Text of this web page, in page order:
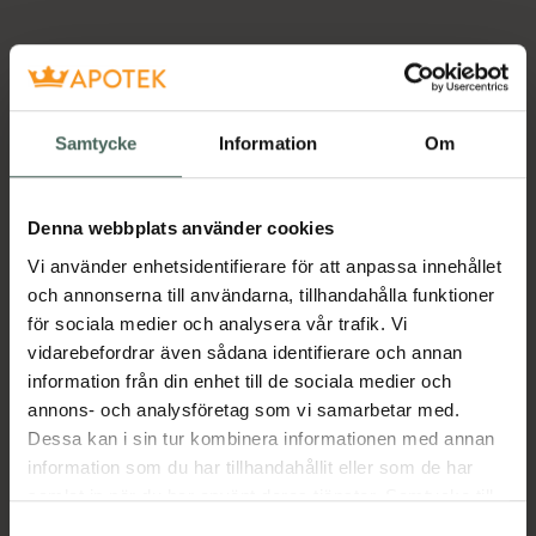
Samtycke Information Om
Denna webbplats använder cookies
Vi använder enhetsidentifierare för att anpassa innehållet
och annonserna till användarna, tillhandahålla funktioner
för sociala medier och analysera vår trafik. Vi
vidarebefordrar även sådana identifierare och annan
information från din enhet till de sociala medier och
annons- och analysföretag som vi samarbetar med.
Dessa kan i sin tur kombinera informationen med annan
information som du har tillhandahållit eller som de har
samlat in när du har använt deras tjänster. Samtycke till